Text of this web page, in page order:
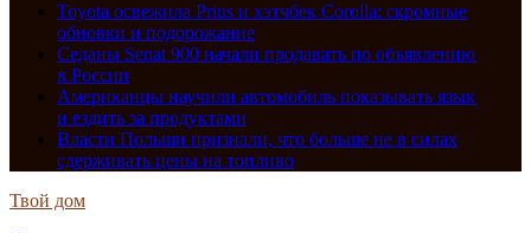
Toyota освежила Prius и хэтчбек Corolla: скромные
обновки и подорожание
Седаны Senat 900 начали продавать по объявлению
в России
Американцы научили автомобиль показывать язык
и ездить за продуктами
Власти Польши признали, что больше не в силах
сдерживать цены на топливо
Твой дом